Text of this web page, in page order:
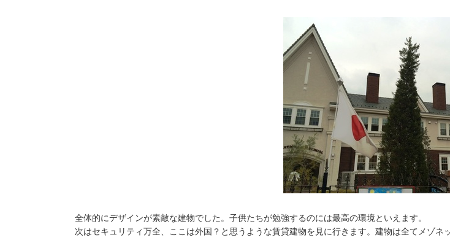
全体的にデザインが素敵な建物でした。子供たちが勉強するのには最高の環境といえます。
次はセキュリティ万全、ここは外国？と思うような賃貸建物を見に行きます。建物は全てメゾネ